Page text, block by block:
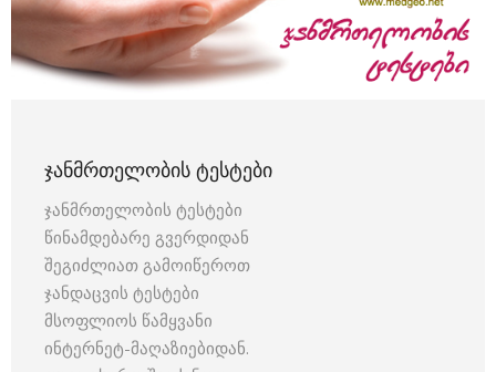
ᲯᲐᲜᲛᲠᲗᲔᲚᲝᲑᲘᲡ ᲢᲔᲡᲢᲔᲑᲘ
ჯანმრთელობის ტესტები
წინამდებარე გვერდიდან
შეგიძლიათ გამოიწეროთ
ჯანდაცვის ტესტები
მსოფლიოს წამყვანი
ინტერნეტ-მაღაზიებიდან.